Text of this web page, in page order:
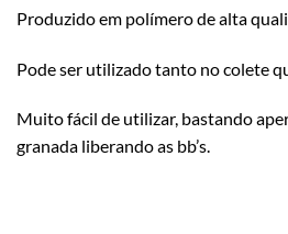
Produzido em polímero de alta
Pode ser utilizado tanto no colete
Muito fácil de utilizar, bastando
granada liberando as bb’s.